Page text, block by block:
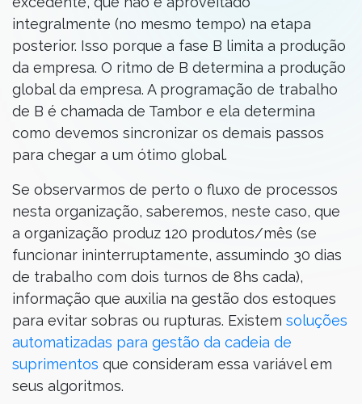
integralmente (no mesmo tempo) na etapa
posterior. Isso porque a fase B limita a produção
da empresa. O ritmo de B determina a produção
global da empresa. A programação de trabalho
de B é chamada de Tambor e ela determina
como devemos sincronizar os demais passos
para chegar a um ótimo global.
Se observarmos de perto o fluxo de processos
nesta organização, saberemos, neste caso, que
a organização produz 120 produtos/mês (se
funcionar ininterruptamente, assumindo 30 dias
de trabalho com dois turnos de 8hs cada),
informação que auxilia na gestão dos estoques
para evitar sobras ou rupturas. Existem soluções
automatizadas para gestão da cadeia de
suprimentos que consideram essa variável em
seus algoritmos.